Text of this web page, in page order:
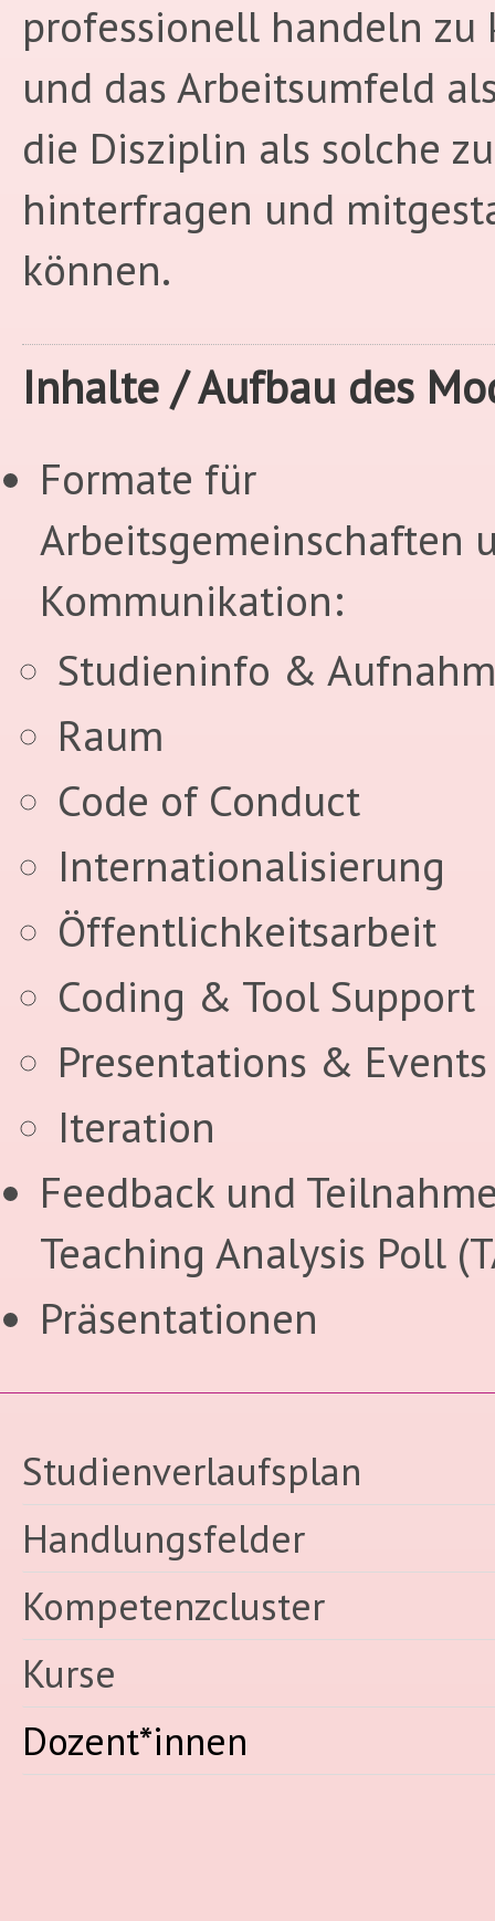
professionell handeln zu
und das Arbeitsumfeld
die Disziplin als solche zu
hinterfragen und
können.
Inhalte / Aufbau des
Formate für
Arbeitsgemeinschaften
Kommunikation:
Studieninfo &
Raum
Code of Conduct
Internationalisierung
Öffentlichkeitsarbeit
Coding & Tool Support
Presentations & Events
Iteration
Feedback und
Teaching Analysis Poll
Präsentationen
Studienverlaufsplan
Handlungsfelder
Kompetenzcluster
Kurse
Dozent*innen